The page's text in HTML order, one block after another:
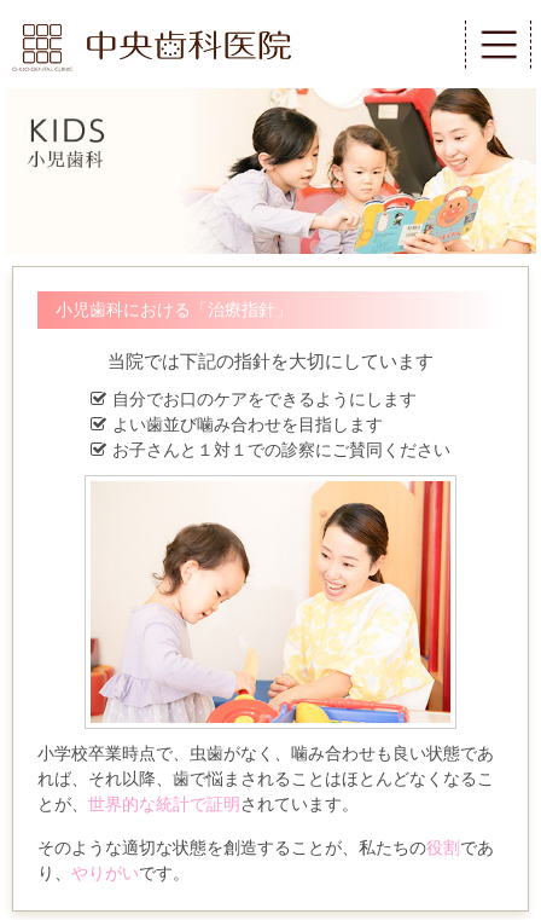
小児歯科における「治療指針」
当院では下記の指針を大切にしています
自分でお口のケアをできるようにします
よい歯並び噛み合わせを目指します
お子さんと１対１での診察にご賛同ください
小学校卒業時点で、虫歯がなく、噛み合わせも良い状態であ
れば、 それ以降、歯で悩まされることはほとんどなくなるこ
とが、 世界的な統計で証明 されています。
そのような適切な状態を創造することが、私たちの役割 であ
り、 やりがいです。